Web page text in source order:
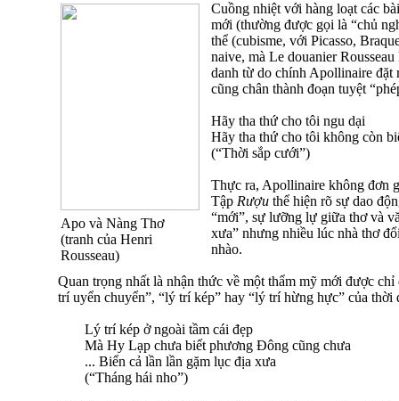
Apo và Nàng Thơ
(tranh của Henri
Rousseau)
Cuồng nhiệt với hàng loạt các
mới (thường được gọi là “chủ
thể (cubisme, với Picasso,
naive, mà Le douanier
danh từ do chính Apollinaire
cũng chân thành đoạn tuyệt
Hãy tha thứ cho tôi ngu dại
Hãy tha thứ cho tôi không còn
(“Thời sắp cưới”)
Thực ra, Apollinaire không đơn
Tập Rượu thể hiện rõ sự dao
“mới”, sự lưỡng lự giữa thơ và
xưa” nhưng nhiều lúc nhà thơ
nhào.
Quan trọng nhất là nhận thức về một thẩm mỹ mới được
trí uyển chuyển”, “lý trí kép” hay “lý trí hừng hực” của thời
Lý trí kép ở ngoài tầm cái đẹp
Mà Hy Lạp chưa biết phương Đông cũng chưa
... Biển cả lần lần gặm lục địa xưa
(“Tháng hái nho”)